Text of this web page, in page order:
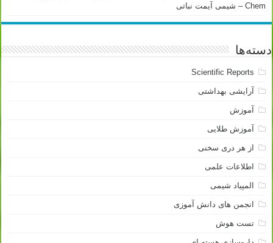
Chem – شیمی آیمت نباتی
دسته‌ها
Scientific Reports
آرایشی بهداشتی
آموزش
آموزش طلایی
از هر دری سخنی
اطلاعات علمی
المپیاد شیمی
انجمن های دانش آموزی
تست هوش